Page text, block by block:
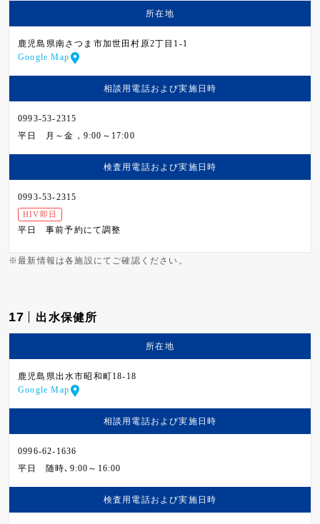
所在地
鹿児島県南さつま市加世田村原2丁目1-1
Google Map
相談用電話および実施日時
0993-53-2315
平日
月～金，9:00～17:00
検査用電話および実施日時
0993-53-2315
HIV即日
平日 事前予約にて調整
※最新情報は各施設にてご確認ください。
17 出水保健所
所在地
鹿児島県出水市昭和町18-18
Google Map
相談用電話および実施日時
0996-62-1636
平日
随時､9:00～16:00
検査用電話および実施日時